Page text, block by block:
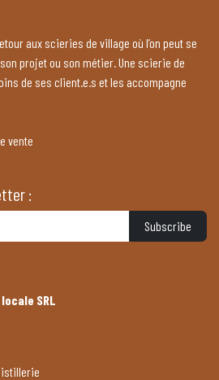
aux scieries de village où l’on peut se
projet ou son métier. Une scierie de
de ses client.e.s et les accompagne
vente
:
Subscribe
SRL